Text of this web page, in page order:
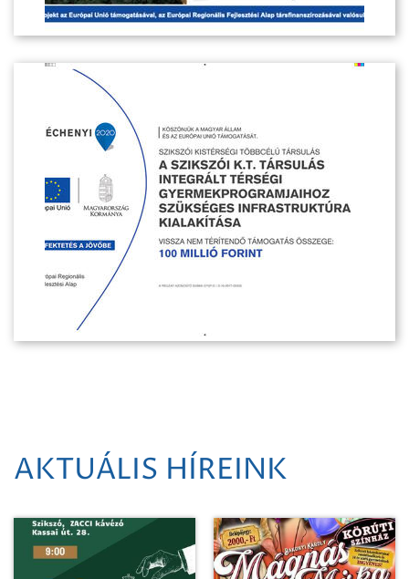
AKTUÁLIS HÍREINK